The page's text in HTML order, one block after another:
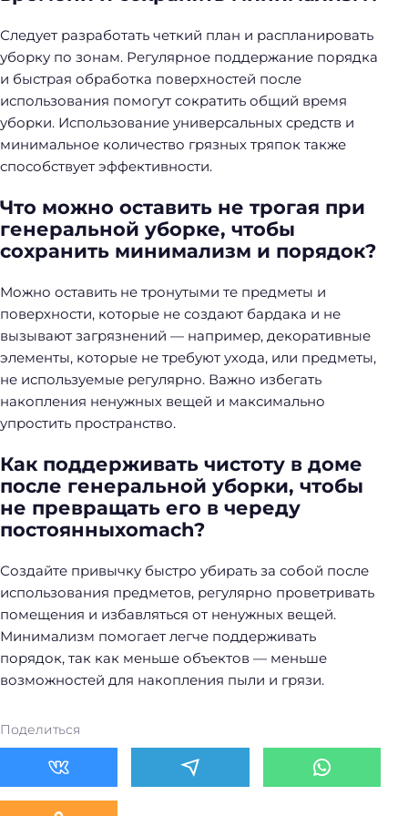
Следует разработать четкий план и распланировать
уборку по зонам. Регулярное поддержание порядка
и быстрая обработка поверхностей после
использования помогут сократить общий время
уборки. Использование универсальных средств и
минимальное количество грязных тряпок также
способствует эффективности.
Что можно оставить не трогая при
генеральной уборке, чтобы
сохранить минимализм и порядок?
Можно оставить не тронутыми те предметы и
поверхности, которые не создают бардака и не
вызывают загрязнений — например, декоративные
элементы, которые не требуют ухода, или предметы,
не используемые регулярно. Важно избегать
накопления ненужных вещей и максимально
упростить пространство.
Как поддерживать чистоту в доме
после генеральной уборки, чтобы
не превращать его в череду
постоянныхomach?
Создайте привычку быстро убирать за собой после
использования предметов, регулярно проветривать
помещения и избавляться от ненужных вещей.
Минимализм помогает легче поддерживать
порядок, так как меньше объектов — меньше
возможностей для накопления пыли и грязи.
Поделиться